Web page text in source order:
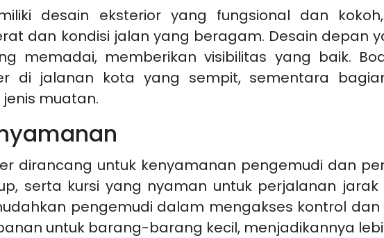
desain eksterior yang fungsional dan
dan kondisi jalan yang beragam. Desain depan
memadai, memberikan visibilitas yang baik.
di jalanan kota yang sempit, sementara
muatan.
dirancang untuk kenyamanan pengemudi dan
serta kursi yang nyaman untuk perjalanan
pengemudi dalam mengakses kontrol
untuk barang-barang kecil, menjadikannya